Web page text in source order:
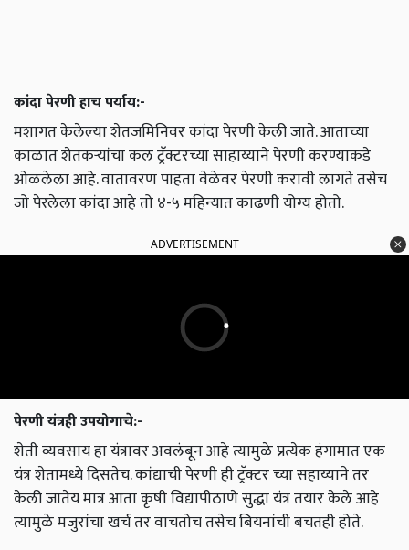
कांदा पेरणी हाच पर्याय:-
मशागत केलेल्या शेतजमिनिवर कांदा पेरणी केली जाते. आताच्या
काळात शेतकऱ्यांचा कल ट्रॅक्टरच्या साहाय्याने पेरणी करण्याकडे
ओळलेला आहे. वातावरण पाहता वेळेवर पेरणी करावी लागते तसेच
जो पेरलेला कांदा आहे तो ४-५ महिन्यात काढणी योग्य होतो.
ADVERTISEMENT
पेरणी यंत्रही उपयोगाचे:-
शेती व्यवसाय हा यंत्रावर अवलंबून आहे त्यामुळे प्रत्येक हंगामात एक
यंत्र शेतामध्ये दिसतेच. कांद्याची पेरणी ही ट्रॅक्टर च्या सहाय्याने तर
केली जातेय मात्र आता कृषी विद्यापीठाणे सुद्धा यंत्र तयार केले आहे
त्यामुळे मजुरांचा खर्च तर वाचतोच तसेच बियनांची बचतही होते.